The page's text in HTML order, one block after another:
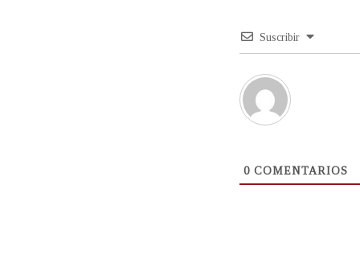
Suscribir
0 COMENTARIOS